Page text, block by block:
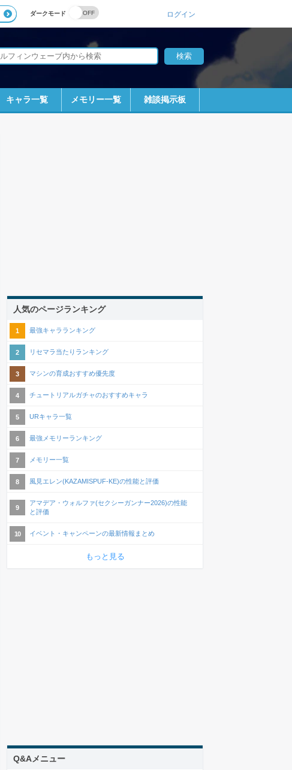
ダークモード ログイン
キャラ一覧 メモリー一覧 雑談掲示板
人気のページランキング
最強キャラランキング
リセマラ当たりランキング
マシンの育成おすすめ優先度
チュートリアルガチャのおすすめキャラ
URキャラ一覧
最強メモリーランキング
メモリー一覧
風見エレン(KAZAMISPUF-KE)の性能と評価
アマデア・ウォルファ(セクシーガンナー2026)の性能
と評価
イベント・キャンペーンの最新情報まとめ
もっと見る
Q&Aメニュー